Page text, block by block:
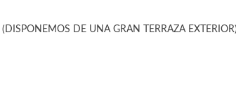
DE UNA GRAN TERRAZA EXTERIOR)